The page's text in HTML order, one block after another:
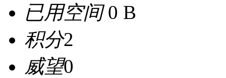
已用空间0 B
积分2
威望0